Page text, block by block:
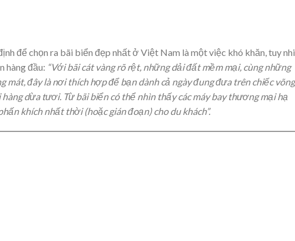
để chọn ra bãi biển đẹp nhất ở Việt Nam là một việc khó khăn, tuy
hàng đầu: “Với bãi cát vàng rõ rệt, những dải đất mềm mại, cùng những
mát, đây là nơi thích hợp để bạn dành cả ngày đung đưa trên chiếc võng
dừa tươi. Từ bãi biển có thể nhìn thấy các máy bay thương mại hạ
khích nhất thời (hoặc gián đoạn) cho du khách”.